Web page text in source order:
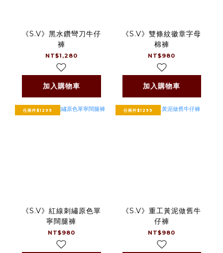
《S.V》黑水鑽彎刀牛仔
褲
NT$1,280
加入購物車
《S.V》雙條紋徽章字母
棉褲
NT$980
加入購物車
任兩件$1299
《S.V》紅線刺繡原色單
寧闊腿褲
NT$980
任兩件$1299
《S.V》重工黃泥做舊牛
仔褲
NT$980